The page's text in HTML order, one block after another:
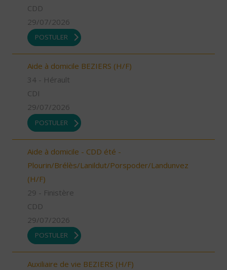
CDD
29/07/2026
POSTULER
Aide à domicile BEZIERS (H/F)
34 - Hérault
CDI
29/07/2026
POSTULER
Aide à domicile - CDD été -
Plourin/Brélès/Lanildut/Porspoder/Landunvez
(H/F)
29 - Finistère
CDD
29/07/2026
POSTULER
Auxiliaire de vie BEZIERS (H/F)